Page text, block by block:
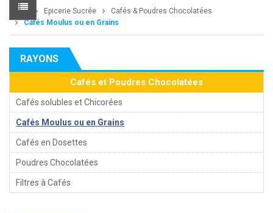
Home Epicerie Sucrée
Cafés & Poudres Chocolatées
Cafés Moulus ou en Grains
RAYONS
Cafés et Poudres Chocolatées
Cafés solubles et Chicorées
Cafés Moulus ou en Grains
Cafés en Dosettes
Poudres Chocolatées
Filtres à Cafés